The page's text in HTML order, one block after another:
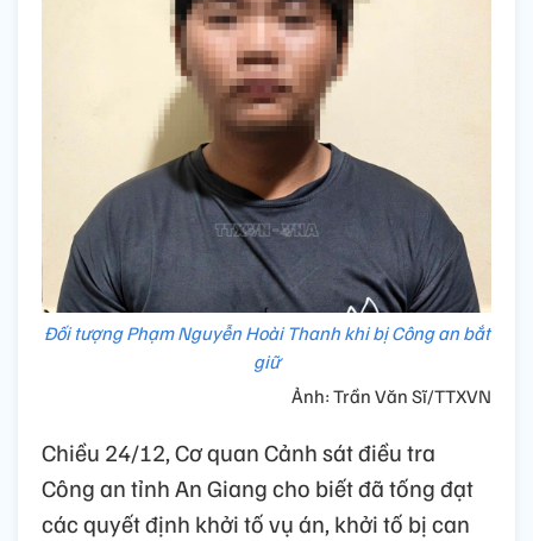
Đối tượng Phạm Nguyễn Hoài Thanh khi bị Công an bắt
giữ
Ảnh: Trần Văn Sĩ/TTXVN
Chiều 24/12, Cơ quan Cảnh sát điều tra
Công an tỉnh An Giang cho biết đã tống đạt
các quyết định khởi tố vụ án, khởi tố bị can